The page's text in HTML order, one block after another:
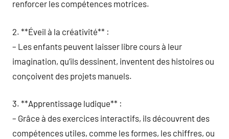
renforcer les compétences motrices.
2. **Éveil à la créativité** :
– Les enfants peuvent laisser libre cours à leur
imagination, qu’ils dessinent, inventent des histoires ou
conçoivent des projets manuels.
3. **Apprentissage ludique** :
– Grâce à des exercices interactifs, ils découvrent des
compétences utiles, comme les formes, les chiffres, ou